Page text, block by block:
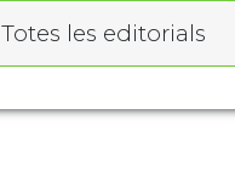
Totes les editorials